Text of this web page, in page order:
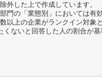
した上で作成しています。
門の「業態別」においては有
以上の企業がランクイン対象と
ないと回答した人の割合が基